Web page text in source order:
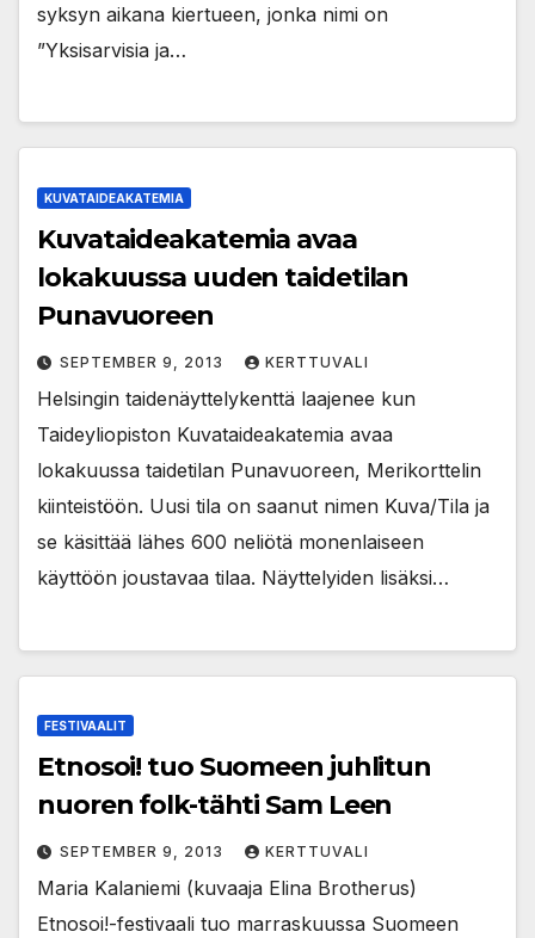
syksyn aikana kiertueen, jonka nimi on
”Yksisarvisia ja…
KUVATAIDEAKATEMIA
Kuvataideakatemia avaa
lokakuussa uuden taidetilan
Punavuoreen
SEPTEMBER 9, 2013 KERTTUVALI
Helsingin taidenäyttelykenttä laajenee kun
Taideyliopiston Kuvataideakatemia avaa
lokakuussa taidetilan Punavuoreen, Merikorttelin
kiinteistöön. Uusi tila on saanut nimen Kuva/Tila ja
se käsittää lähes 600 neliötä monenlaiseen
käyttöön joustavaa tilaa. Näyttelyiden lisäksi…
FESTIVAALIT
Etnosoi! tuo Suomeen juhlitun
nuoren folk-tähti Sam Leen
SEPTEMBER 9, 2013 KERTTUVALI
Maria Kalaniemi (kuvaaja Elina Brotherus)
Etnosoi!-festivaali tuo marraskuussa Suomeen